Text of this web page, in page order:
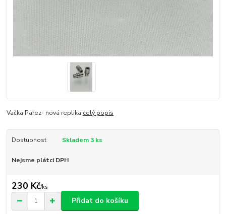
Vačka Pařez- nová replika celý popis
Dostupnost Skladem 3 ks
Nejsme plátci DPH
230 Kč/ks
Přidat do košíku